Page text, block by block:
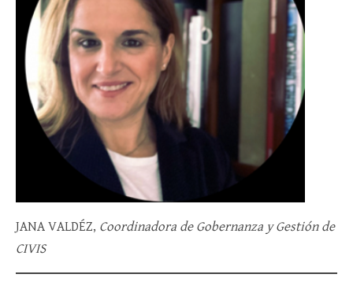
JANA VALDÉZ, Coordinadora de Gobernanza y Gestión de
CIVIS